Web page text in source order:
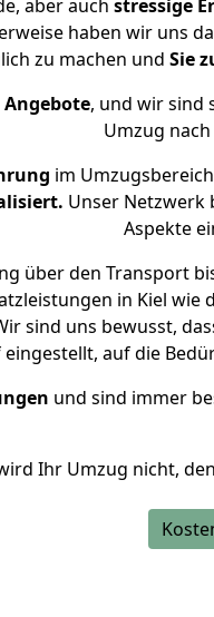
aber auch stressige
haben wir uns
zu machen und Sie
, und wir sind
Umzug
im
Unser Netzwerk
Aspekte
über den Transport
in Kiel wie
sind uns bewusst,
auf die
und sind immer
Ihr Umzug nicht,